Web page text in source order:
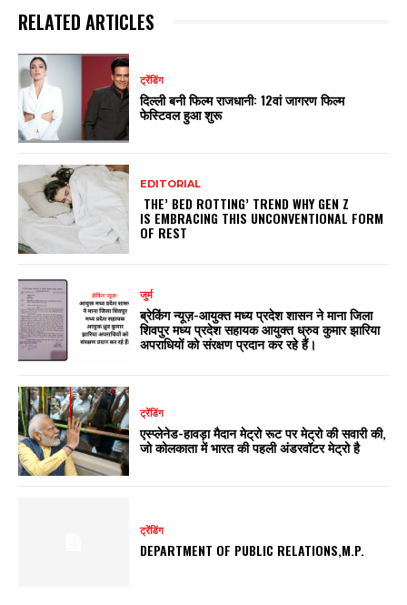
RELATED ARTICLES
ट्रेंडिंग
दिल्ली बनी फिल्म राजधानी: 12वां जागरण फिल्म
फेस्टिवल हुआ शुरू
EDITORIAL
THE’ BED ROTTING’ TREND WHY GEN Z
IS EMBRACING THIS UNCONVENTIONAL FORM
OF REST
जुर्म
ब्रेकिंग न्यूज़-आयुक्त मध्य प्रदेश शासन ने माना जिला
शिवपुर मध्य प्रदेश सहायक आयुक्त ध्रुव कुमार झारिया
अपराधियों को संरक्षण प्रदान कर रहे हैं।
ट्रेंडिंग
एस्प्लेनेड-हावड़ा मैदान मेट्रो रूट पर मेट्रो की सवारी की,
जो कोलकाता में भारत की पहली अंडरवॉटर मेट्रो है
ट्रेंडिंग
DEPARTMENT OF PUBLIC RELATIONS,M.P.